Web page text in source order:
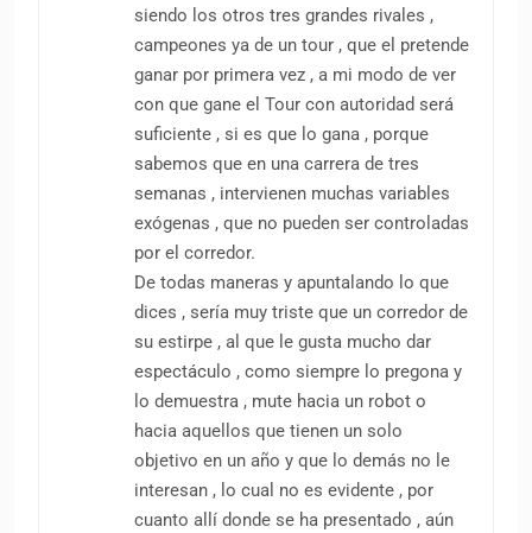
siendo los otros tres grandes rivales ,
campeones ya de un tour , que el pretende
ganar por primera vez , a mi modo de ver
con que gane el Tour con autoridad será
suficiente , si es que lo gana , porque
sabemos que en una carrera de tres
semanas , intervienen muchas variables
exógenas , que no pueden ser controladas
por el corredor.
De todas maneras y apuntalando lo que
dices , sería muy triste que un corredor de
su estirpe , al que le gusta mucho dar
espectáculo , como siempre lo pregona y
lo demuestra , mute hacia un robot o
hacia aquellos que tienen un solo
objetivo en un año y que lo demás no le
interesan , lo cual no es evidente , por
cuanto allí donde se ha presentado , aún